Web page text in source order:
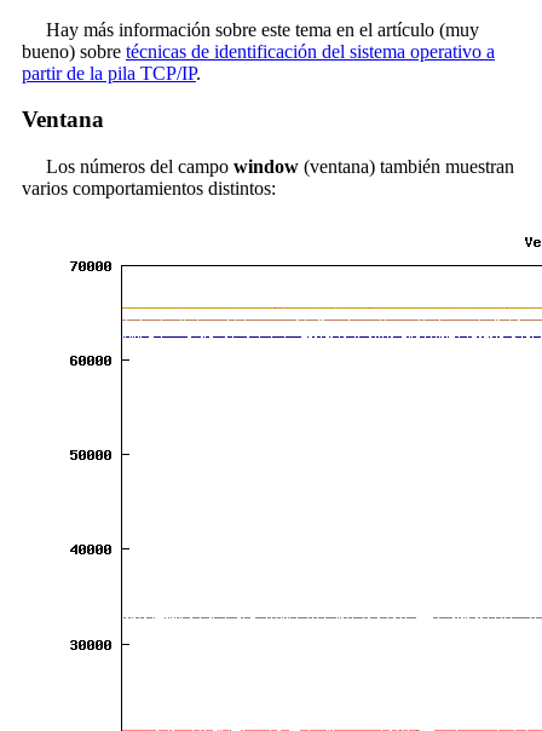
Hay más información sobre este tema en el artículo (muy
bueno) sobre técnicas de identificación del sistema operativo a
partir de la pila TCP/IP.
Ventana
Los números del campo window(ventana) también muestran
varios comportamientos distintos: